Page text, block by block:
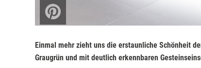
Einmal mehr zieht uns die erstaunliche Schönheit
Graugrün und mit deutlich erkennbaren